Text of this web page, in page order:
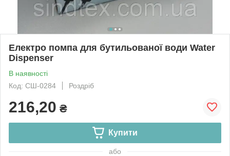
Електро помпа для бутильованої води Water
Dispenser
В наявності
Код: СШ-0284
Роздріб
216,20 ₴
Купити
або